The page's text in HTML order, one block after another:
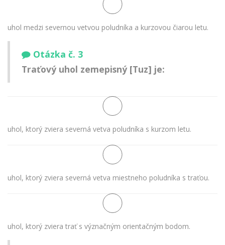
uhol medzi severnou vetvou poludníka a kurzovou čiarou letu.
Otázka č. 3
Traťový uhol zemepisný [Tuz] je:
uhol, ktorý zviera severná vetva poludníka s kurzom letu.
uhol, ktorý zviera severná vetva miestneho poludníka s traťou.
uhol, ktorý zviera trať s význačným orientačným bodom.